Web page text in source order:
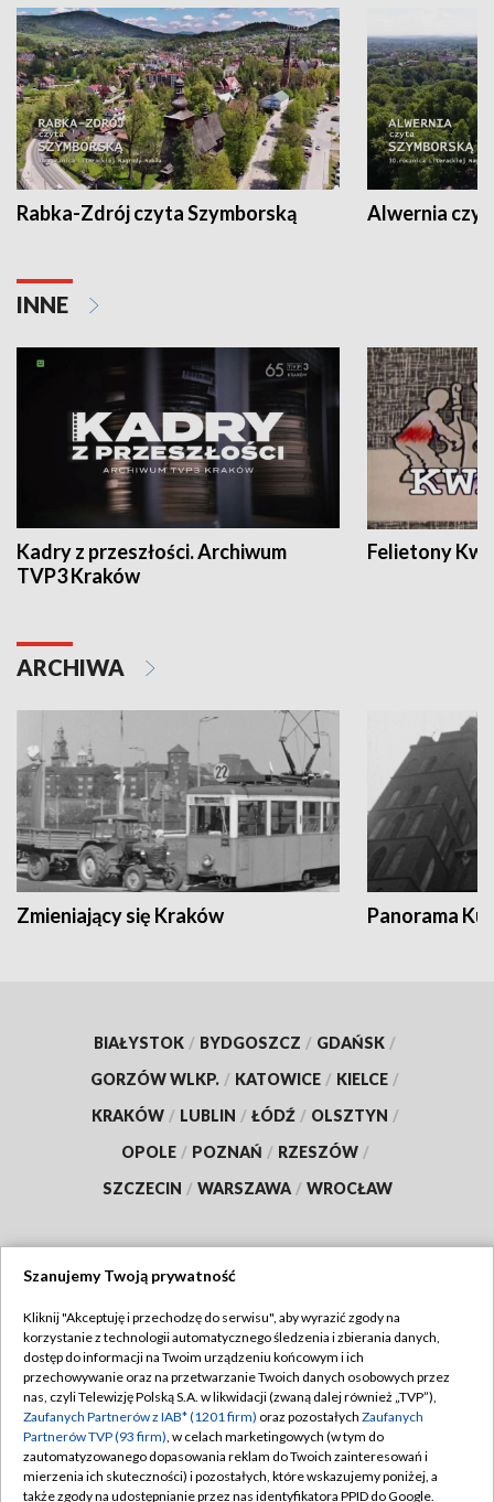
Rabka-Zdrój czyta Szymborską Alwernia
INNE
Kadry z przeszłości. Archiwum
TVP3 Kraków
Felietony
ARCHIWA
Zmieniający się Kraków Panorama
BIAŁYSTOK / BYDGOSZCZ / GDAŃSK /
GORZÓW WLKP. / KATOWICE / KIELCE /
KRAKÓW / LUBLIN / ŁÓDŹ / OLSZTYN /
OPOLE / POZNAŃ / RZESZÓW /
SZCZECIN / WARSZAWA / WROCŁAW
TVP
Abonament TVP
Emisja w TVP
Centrum informacji TVP
Naziemna Telewizja Cyfrowa
Regulamin TVP
Polityka prywatności
Moje zgody
Pomoc
Szanujemy Twoją prywatność
Kliknij "Akceptuję i przechodzę do serwisu", aby wyrazić zgody na
korzystanie z technologii automatycznego śledzenia i zbierania danych,
dostęp do informacji na Twoim urządzeniu końcowym i ich
przechowywanie oraz na przetwarzanie Twoich danych osobowych przez
nas, czyli Telewizję Polską S.A. w likwidacji (zwaną dalej również „TVP”),
Zaufanych Partnerów z IAB* (1201 firm) oraz pozostałych Zaufanych
Partnerów TVP (93 firm), w celach marketingowych (w tym do
zautomatyzowanego dopasowania reklam do Twoich zainteresowań i
mierzenia ich skuteczności) i pozostałych, które wskazujemy poniżej, a
także zgody na udostępnianie przez nas identyfikatora PPID do Google.